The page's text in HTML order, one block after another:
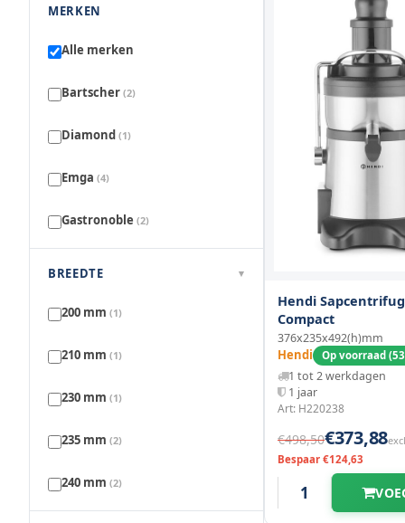
MERKEN
Alle merken
Bartscher (2)
Diamond (1)
Emga (4)
Gastronoble (2)
Robot Coupe
Santos
BREEDTE ▾
200 mm (1)
210 mm (1)
230 mm (1)
235 mm (2)
240 mm (2)
Hendi
Compact
376x235x492(h)mm
Hendi Op voorraad
1 tot 2 werkdagen
1 jaar
Art: H220238
€498,50€373,88
Bespaar €124,63